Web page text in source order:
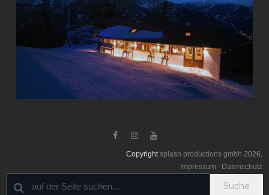
  
Copyright splash productions gmbh 2026
Impressum
Datenschutz
Suche